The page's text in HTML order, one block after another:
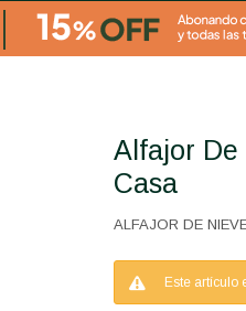
Alfajor De Nieve Sin Gluten De La
Casa
ALFAJOR DE
Este artículo